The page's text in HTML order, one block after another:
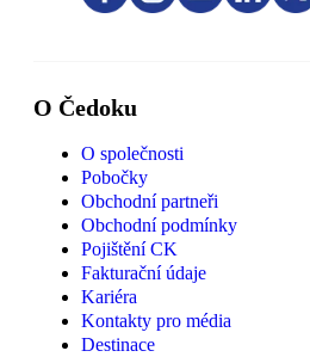
O Čedoku
O společnosti
Pobočky
Obchodní partneři
Obchodní podmínky
Pojištění CK
Fakturační údaje
Kariéra
Kontakty pro média
Destinace